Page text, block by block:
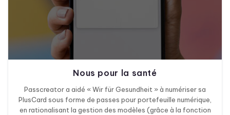
Nous pour la santé
Passcreator a aidé « Wir für Gesundheit » à numériser sa
PlusCard sous forme de passes pour portefeuille numérique,
en rationalisant la gestion des modèles (grâce à la fonction